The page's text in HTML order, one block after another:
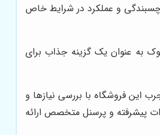
چسبندگی و عملکرد در شرایط خاص
به عنوان یک گزینه جذاب برای
این فروشگاه با بررسی نیازها و
پیشرفته و پرسنل متخصص ارائه